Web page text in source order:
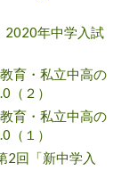
年中学入試
育・私立中高の
２）
育・私立中高の
１）
回「新中学入